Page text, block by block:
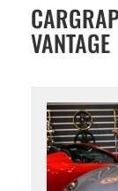
VANTAGE